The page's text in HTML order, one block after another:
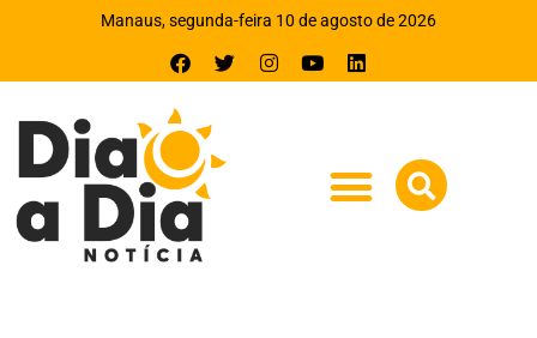
Manaus, segunda-feira 10 de agosto de 2026